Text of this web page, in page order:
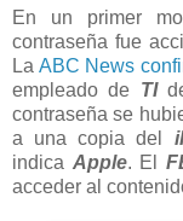
En un primer
contraseña fue
La ABC News
empleado de TI
contraseña se
a una copia del
indica Apple. El
acceder al